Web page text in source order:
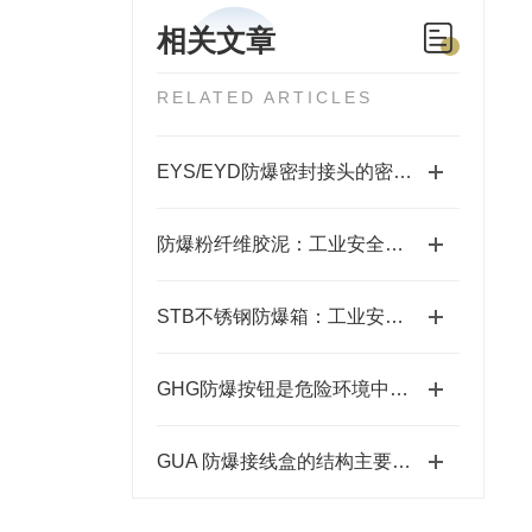
相关文章
RELATED ARTICLES
EYS/EYD防爆密封接头的密封圈怎么更换？
防爆粉纤维胶泥：工业安全的隐形护盾
STB不锈钢防爆箱：工业安全的坚固防线
GHG防爆按钮是危险环境中的安全开关使者
GUA 防爆接线盒的结构主要包括外壳、端子板、密封圈、接线孔等部分